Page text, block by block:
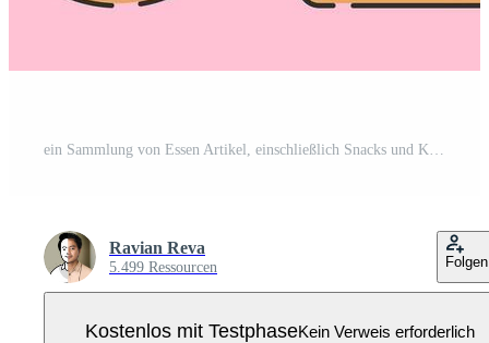
ein Sammlung von Essen Artikel, einschließlich Snacks und Kekse Sanft Farbe, präsentiert gegen ein Rosa Hintergrund im ein Illustration Satz. Pro Vektor
Ravian Reva
5.499 Ressourcen Folgen
Kostenlos mit TestphaseKein Verweis erforderlich